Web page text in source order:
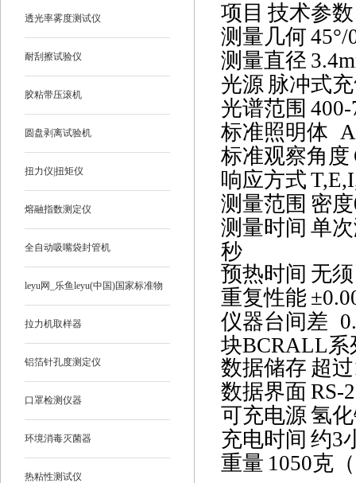
透光率雾度测试仪
耐刮擦试验仪
胶粘带压滚机
圆盘剥离试验机
扭力仪|扭矩仪
熔融指数测定仪
全自动吸嘴袋封管机
leyu网_乐鱼leyu(中国)国家标准物
质
拉力机取样器
铝箔针孔度测定仪
口罩检测仪器
环境消毒灭菌器
热粘性测试仪
项目 技术参数
测量几何 45°/
测量直径
光源 脉冲式
光谱范围 400-
标准照明体
标准观察角度
响应方式
测量范围 密度
测量时间 单
秒
预热时间 无须
重复性能 ±
仪器台间差
块BCRALL系
数据储存 超过
数据界面 RS-
可充电源氢
充电时间 约3
重量 1050克（